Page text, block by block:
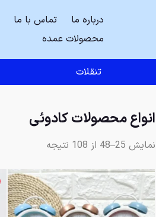
درباره ما تماس با ما
محصولات عمده
تنقلات
انواع محصولات کادوئی
نمایش 25–48 از 108 نتیجه